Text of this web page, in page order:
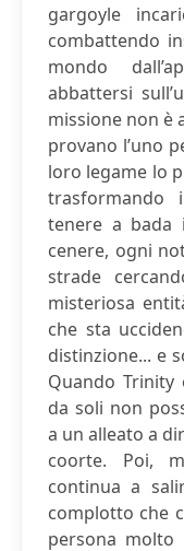
gargoyle
combattendo
mondo
abbattersi
missione non è
provano l’uno
loro legame lo
trasformando
tenere a bada
cenere, ogni
strade
misteriosa
che sta
distinzione... e
Quando Trinity
da soli non
a un alleato a
coorte. Poi,
continua a
complotto che
persona molto